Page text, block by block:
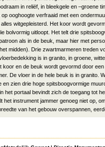
in reliëf, in bleekgele en –groene
ooghoogte verfraaid met een
witgepleisterd. Het koor wordt
bolvormig uitloopt. Het telt drie
als in de beuk, maar hier met
midden). Drie zwartmarmeren treden
is in granito, in groene,
koor en de beuk wordt gevormd door
De vloer in de hele beuk is in granito.
en zien drie hoge spitsboogvormige
het portaal bevindt zich de toegang tot
het instrument jammer genoeg niet op,
van het gebouw overspannen,